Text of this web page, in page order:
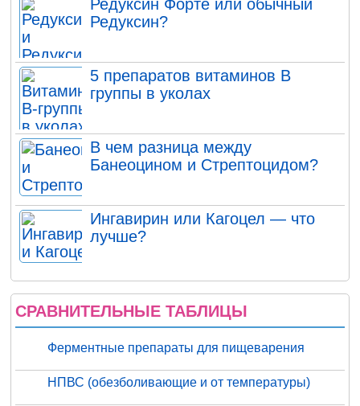
Редуксин Форте или обычный
Редуксин?
5 препаратов витаминов В
группы в уколах
В чем разница между
Банеоцином и Стрептоцидом?
Ингавирин или Кагоцел — что
лучше?
СРАВНИТЕЛЬНЫЕ ТАБЛИЦЫ
Ферментные препараты для пищеварения
НПВС (обезболивающие и от температуры)